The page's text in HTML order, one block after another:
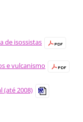
de isossistas
e vulcanismo
(até 2008)